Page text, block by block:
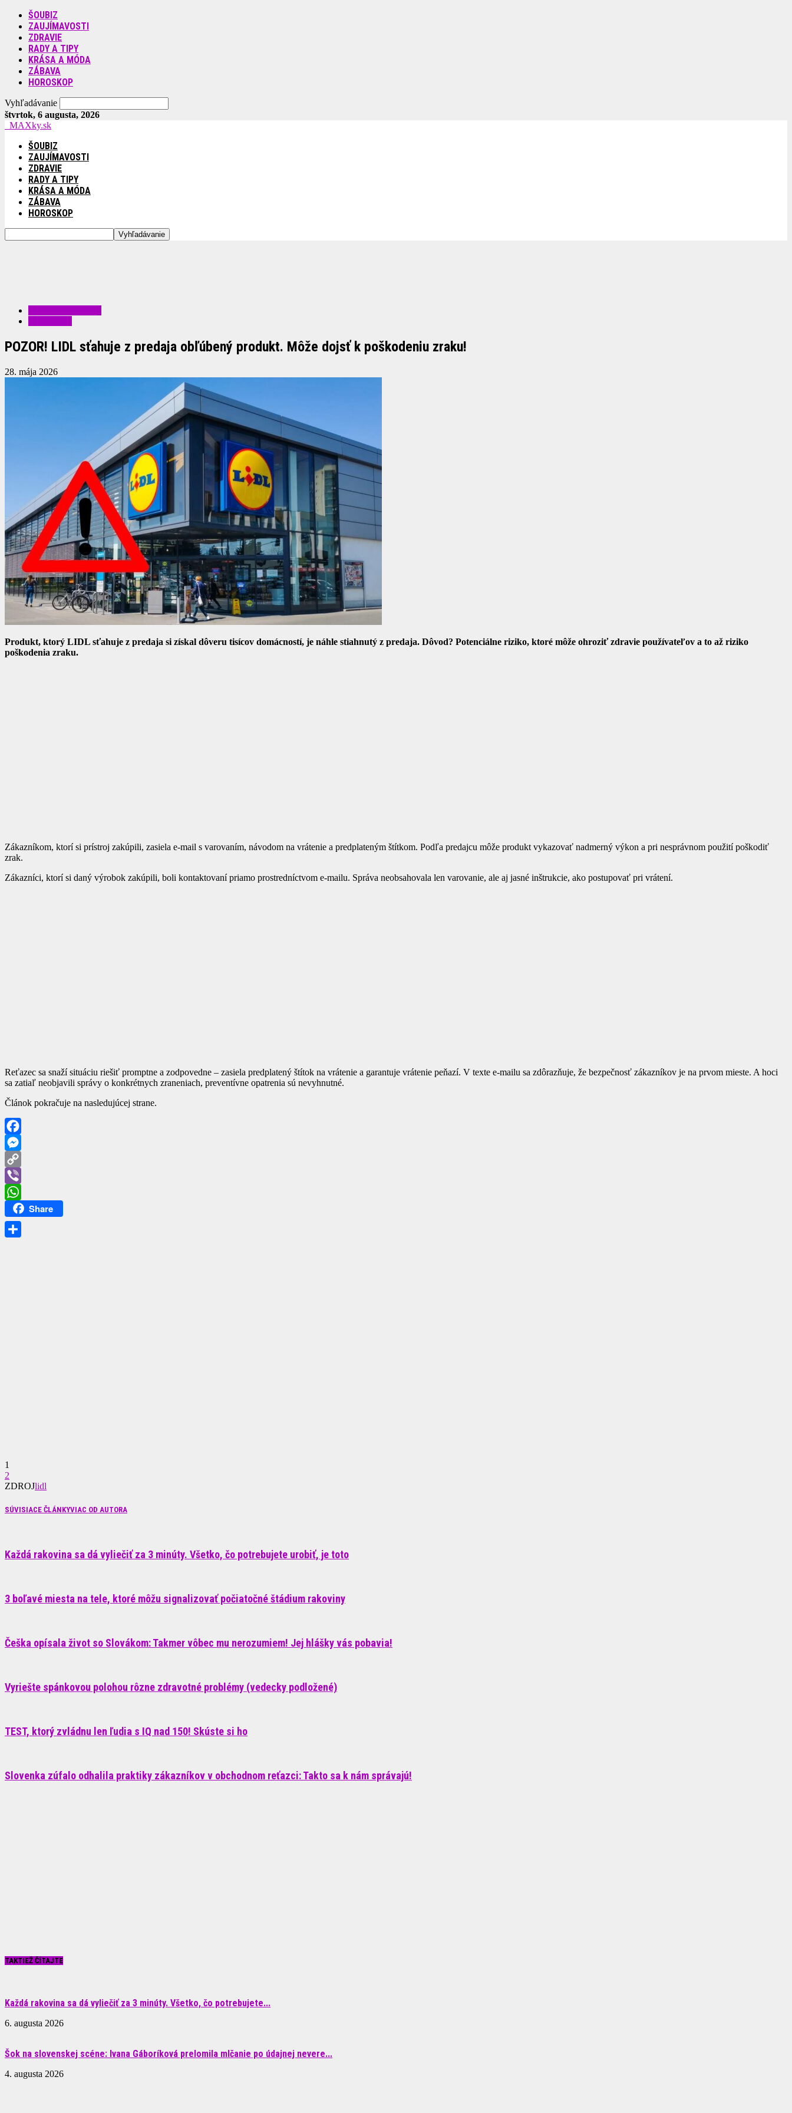
ŠOUBIZ
ZAUJÍMAVOSTI
ZDRAVIE
RADY A TIPY
KRÁSA A MÓDA
ZÁBAVA
HOROSKOP
Vyhľadávanie
štvrtok, 6 augusta, 2026
MAXky.sk
ŠOUBIZ
ZAUJÍMAVOSTI
ZDRAVIE
RADY A TIPY
KRÁSA A MÓDA
ZÁBAVA
HOROSKOP
POZOR! LIDL sťahuje z predaja obľúbený produkt. Môže dojsť k poškodeniu zraku!
28. mája 2026
Produkt, ktorý LIDL sťahuje z predaja si získal dôveru tisícov domácností, je náhle stiahnutý z predaja. Dôvod? Potenciálne riziko, ktoré môže ohroziť zdravie používateľov a to až riziko
poškodenia zraku.
Zákazníkom, ktorí si prístroj zakúpili, zasiela e-mail s varovaním, návodom na vrátenie a predplateným štítkom. Podľa predajcu môže produkt vykazovať nadmerný výkon a pri nesprávnom použití poškodiť
zrak.
Zákazníci, ktorí si daný výrobok zakúpili, boli kontaktovaní priamo prostredníctvom e-mailu. Správa neobsahovala len varovanie, ale aj jasné inštrukcie, ako postupovať pri vrátení.
Reťazec sa snaží situáciu riešiť promptne a zodpovedne – zasiela predplatený štítok na vrátenie a garantuje vrátenie peňazí. V texte e-mailu sa zdôrazňuje, že bezpečnosť zákazníkov je na prvom mieste. A hoci
sa zatiaľ neobjavili správy o konkrétnych zraneniach, preventívne opatrenia sú nevyhnutné.
Článok pokračuje na nasledujúcej strane.
Facebook
Messenger
Copy
Link
Viber
WhatsApp
Share
1
2
ZDROJlidl
SÚVISIACE ČLÁNKYVIAC OD AUTORA
Každá rakovina sa dá vyliečiť za 3 minúty. Všetko, čo potrebujete urobiť, je toto
3 boľavé miesta na tele, ktoré môžu signalizovať počiatočné štádium rakoviny
Češka opísala život so Slovákom: Takmer vôbec mu nerozumiem! Jej hlášky vás pobavia!
Vyriešte spánkovou polohou rôzne zdravotné problémy (vedecky podložené)
TEST, ktorý zvládnu len ľudia s IQ nad 150! Skúste si ho
Slovenka zúfalo odhalila praktiky zákazníkov v obchodnom reťazci: Takto sa k nám správajú!
TAKTIEŽ ČÍTAJTE
Každá rakovina sa dá vyliečiť za 3 minúty. Všetko, čo potrebujete...
6. augusta 2026
Šok na slovenskej scéne: Ivana Gáboríková prelomila mlčanie po údajnej nevere...
4. augusta 2026